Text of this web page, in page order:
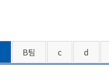
B팀 c d